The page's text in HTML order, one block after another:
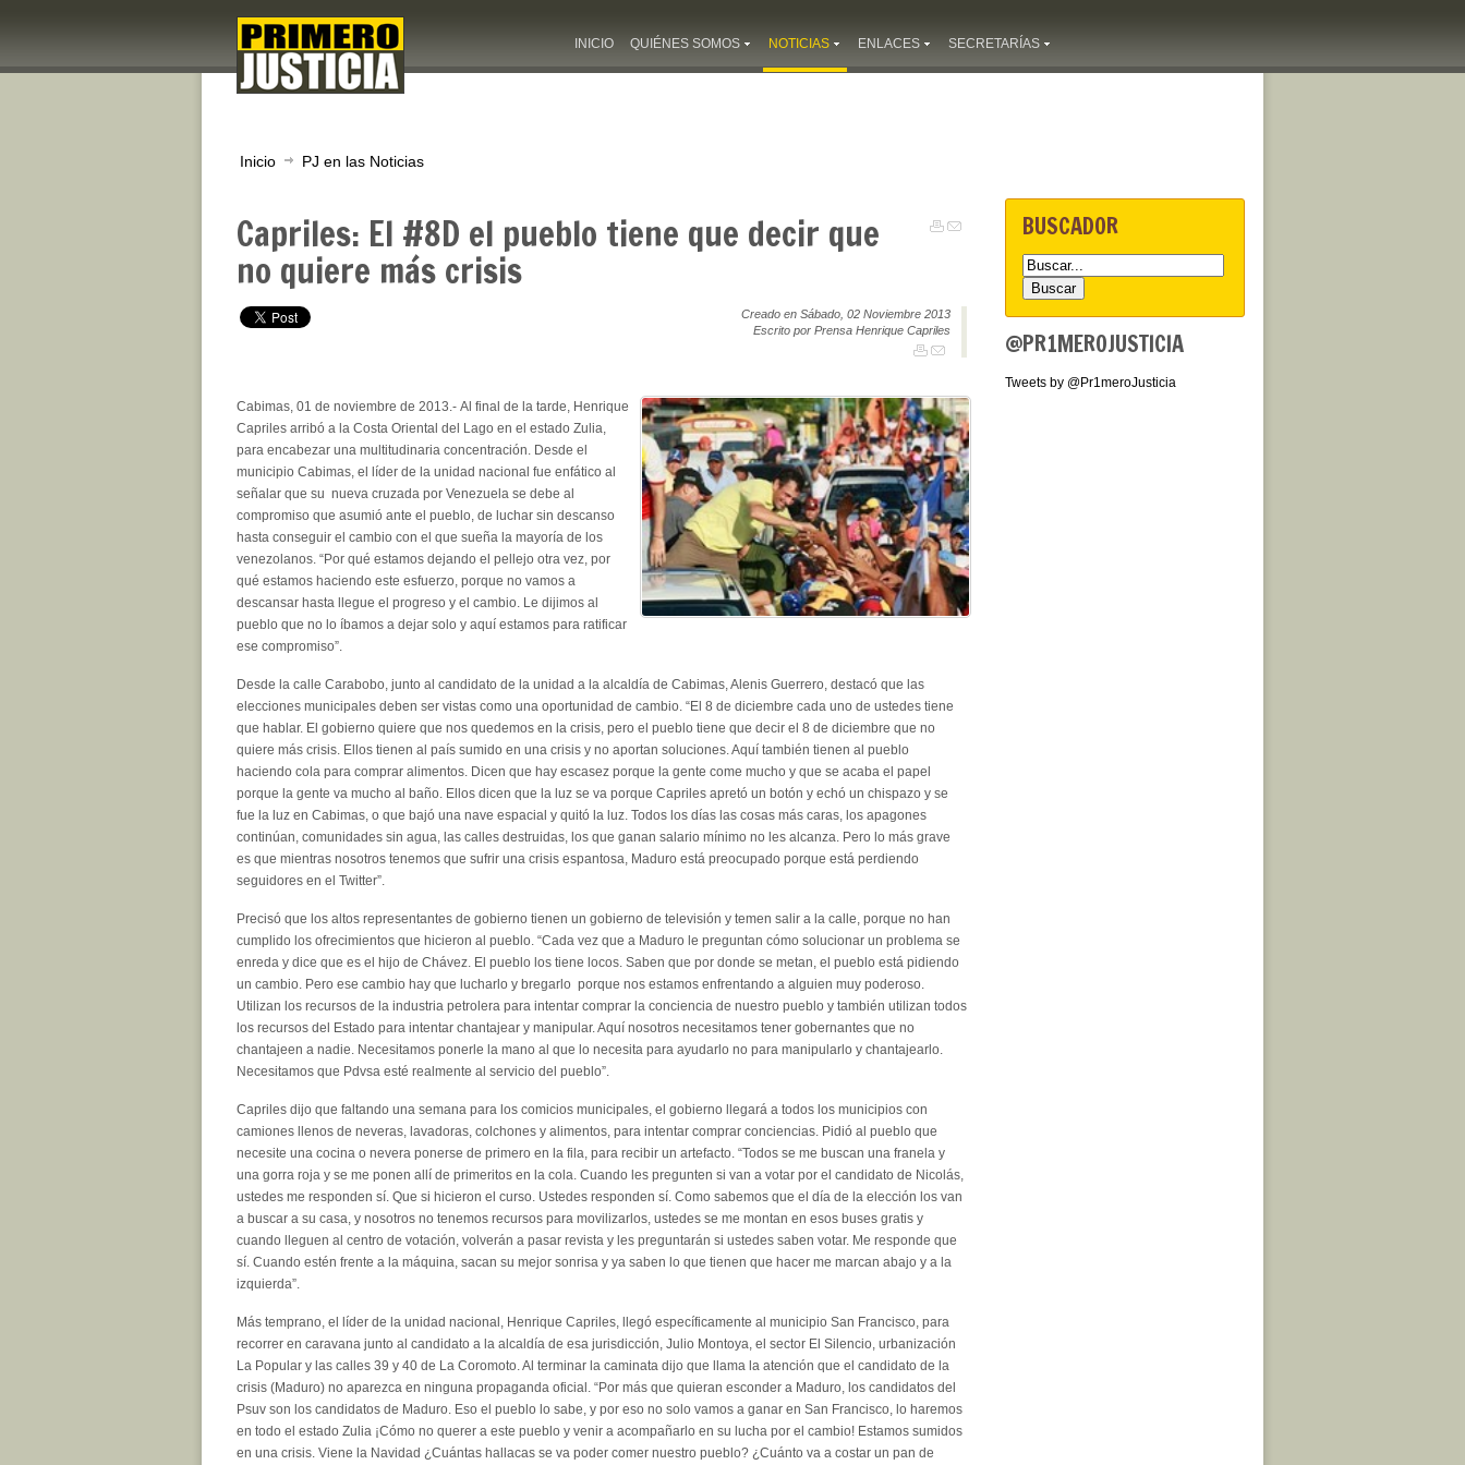
INICIO QUIÉNES SOMOS NOTICIAS ENLACES SECRETARÍAS
Inicio PJ en las Noticias
Capriles: El #8D el pueblo tiene que decir que
no quiere más crisis
Creado en Sábado, 02 Noviembre 2013
Escrito por Prensa Henrique Capriles
Cabimas, 01 de noviembre de 2013.- Al final de la tarde, Henrique
Capriles arribó a la Costa Oriental del Lago en el estado Zulia,
para encabezar una multitudinaria concentración. Desde el
municipio Cabimas, el líder de la unidad nacional fue enfático al
señalar que su nueva cruzada por Venezuela se debe al
compromiso que asumió ante el pueblo, de luchar sin descanso
hasta conseguir el cambio con el que sueña la mayoría de los
venezolanos. “Por qué estamos dejando el pellejo otra vez, por
qué estamos haciendo este esfuerzo, porque no vamos a
descansar hasta llegue el progreso y el cambio. Le dijimos al
pueblo que no lo íbamos a dejar solo y aquí estamos para ratificar
ese compromiso”.
Desde la calle Carabobo, junto al candidato de la unidad a la alcaldía de Cabimas, Alenis Guerrero, destacó que las
elecciones municipales deben ser vistas como una oportunidad de cambio. “El 8 de diciembre cada uno de ustedes tiene
que hablar. El gobierno quiere que nos quedemos en la crisis, pero el pueblo tiene que decir el 8 de diciembre que no
quiere más crisis. Ellos tienen al país sumido en una crisis y no aportan soluciones. Aquí también tienen al pueblo
haciendo cola para comprar alimentos. Dicen que hay escasez porque la gente come mucho y que se acaba el papel
porque la gente va mucho al baño. Ellos dicen que la luz se va porque Capriles apretó un botón y echó un chispazo y se
fue la luz en Cabimas, o que bajó una nave espacial y quitó la luz. Todos los días las cosas más caras, los apagones
continúan, comunidades sin agua, las calles destruidas, los que ganan salario mínimo no les alcanza. Pero lo más grave
es que mientras nosotros tenemos que sufrir una crisis espantosa, Maduro está preocupado porque está perdiendo
seguidores en el Twitter”.
Precisó que los altos representantes de gobierno tienen un gobierno de televisión y temen salir a la calle, porque no han
cumplido los ofrecimientos que hicieron al pueblo. “Cada vez que a Maduro le preguntan cómo solucionar un problema se
enreda y dice que es el hijo de Chávez. El pueblo los tiene locos. Saben que por donde se metan, el pueblo está pidiendo
un cambio. Pero ese cambio hay que lucharlo y bregarlo porque nos estamos enfrentando a alguien muy poderoso.
Utilizan los recursos de la industria petrolera para intentar comprar la conciencia de nuestro pueblo y también utilizan todos
los recursos del Estado para intentar chantajear y manipular. Aquí nosotros necesitamos tener gobernantes que no
chantajeen a nadie. Necesitamos ponerle la mano al que lo necesita para ayudarlo no para manipularlo y chantajearlo.
Necesitamos que Pdvsa esté realmente al servicio del pueblo”.
Capriles dijo que faltando una semana para los comicios municipales, el gobierno llegará a todos los municipios con
camiones llenos de neveras, lavadoras, colchones y alimentos, para intentar comprar conciencias. Pidió al pueblo que
necesite una cocina o nevera ponerse de primero en la fila, para recibir un artefacto. “Todos se me buscan una franela y
una gorra roja y se me ponen allí de primeritos en la cola. Cuando les pregunten si van a votar por el candidato de Nicolás,
ustedes me responden sí. Que si hicieron el curso. Ustedes responden sí. Como sabemos que el día de la elección los van
a buscar a su casa, y nosotros no tenemos recursos para movilizarlos, ustedes se me montan en esos buses gratis y
cuando lleguen al centro de votación, volverán a pasar revista y les preguntarán si ustedes saben votar. Me responde que
sí. Cuando estén frente a la máquina, sacan su mejor sonrisa y ya saben lo que tienen que hacer me marcan abajo y a la
izquierda”.
Más temprano, el líder de la unidad nacional, Henrique Capriles, llegó específicamente al municipio San Francisco, para
recorrer en caravana junto al candidato a la alcaldía de esa jurisdicción, Julio Montoya, el sector El Silencio, urbanización
La Popular y las calles 39 y 40 de La Coromoto. Al terminar la caminata dijo que llama la atención que el candidato de la
crisis (Maduro) no aparezca en ninguna propaganda oficial. “Por más que quieran esconder a Maduro, los candidatos del
Psuv son los candidatos de Maduro. Eso el pueblo lo sabe, y por eso no solo vamos a ganar en San Francisco, lo haremos
en todo el estado Zulia ¡Cómo no querer a este pueblo y venir a acompañarlo en su lucha por el cambio! Estamos sumidos
en una crisis. Viene la Navidad ¿Cuántas hallacas se va poder comer nuestro pueblo? ¿Cuánto va a costar un pan de
BUSCADOR
@PR1MEROJUSTICIA
Tweets by @Pr1meroJusticia